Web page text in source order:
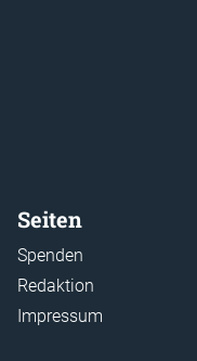
Seiten
Spenden
Redaktion
Impressum